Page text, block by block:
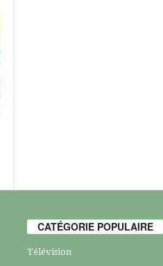
CATÉGORIE POPULAIRE
Télévision